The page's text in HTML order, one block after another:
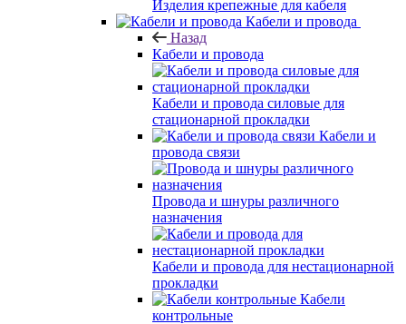
Изделия крепежные для кабеля
Кабели и провода
Назад
Кабели и провода
Кабели и провода силовые для
стационарной прокладки
Кабели и
провода связи
Провода и шнуры различного
назначения
Кабели и провода для нестационарной
прокладки
Кабели
контрольные